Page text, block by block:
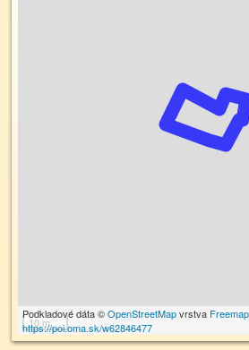
10 m
Podkladové dáta ©OpenStreetMapvrstva
https://poi.oma.sk/w62846477